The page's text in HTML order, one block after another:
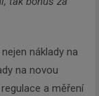
náklady na
na novou
a měření